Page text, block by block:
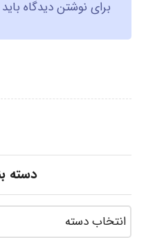
برای نوشتن دیدگاه باید
دسته